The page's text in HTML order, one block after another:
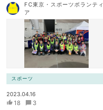
FC東京・スポーツボランティ
ア
スポーツ
2023.04.16
18 3